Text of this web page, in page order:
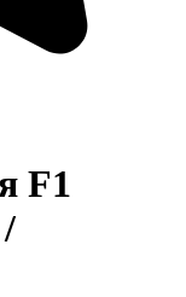
F1